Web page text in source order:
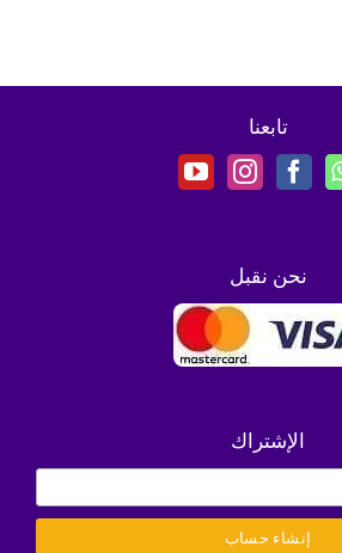
تابعنا
نحن نقبل
الإشتراك